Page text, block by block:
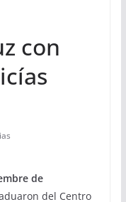
con
de
del Centro